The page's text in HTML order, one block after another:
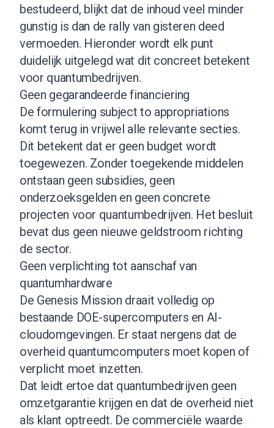
bestudeerd, blijkt dat de inhoud veel minder
gunstig is dan de rally van gisteren deed
vermoeden. Hieronder wordt elk punt
duidelijk uitgelegd wat dit concreet betekent
voor quantumbedrijven.
Geen gegarandeerde financiering
De formulering subject to appropriations
komt terug in vrijwel alle relevante secties.
Dit betekent dat er geen budget wordt
toegewezen. Zonder toegekende middelen
ontstaan geen subsidies, geen
onderzoeksgelden en geen concrete
projecten voor quantumbedrijven. Het besluit
bevat dus geen nieuwe geldstroom richting
de sector.
Geen verplichting tot aanschaf van
quantumhardware
De Genesis Mission draait volledig op
bestaande DOE-supercomputers en AI-
cloudomgevingen. Er staat nergens dat de
overheid quantumcomputers moet kopen of
verplicht moet inzetten.
Dat leidt ertoe dat quantumbedrijven geen
omzetgarantie krijgen en dat de overheid niet
als klant optreedt. De commerciële waarde